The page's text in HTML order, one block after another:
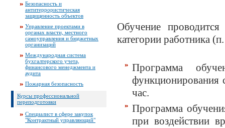
Безопасность и
антитеррористическая
защищенность объектов
Управление проектами в
органах власти, местного
самоуправления и бюджетных
организаций
Международная система
бухгалтерского учета,
финансового менеджмента и
аудита
Пожарная безопасность
Курсы профессиональной
переподготовки
Специалист в сфере закупок
"Контрактный управляющий"
Обучение
категории работника
Программа
функционирования
час.
Программа
при воздействии